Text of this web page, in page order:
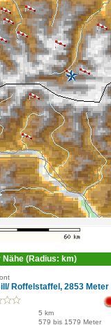
Nähe (Radius: km)
Roffelstaffel, 2853 Meter
5 km
579 bis 1579 Meter